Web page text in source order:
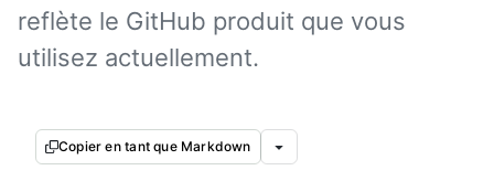
reflète le GitHub produit que vous
utilisez actuellement.
Copier en tant que Markdown